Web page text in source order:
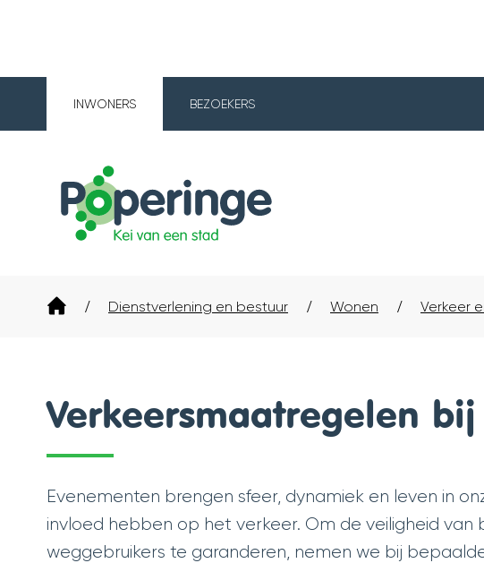
INWONERS BEZOEKERS
Poperinge
Startpagina
Dienstverlening en bestuur Wonen Verkeer
Verkeersmaatregelen
Evenementen brengen sfeer, dynamiek en leven in
invloed hebben op het verkeer. Om de veiligheid van
weggebruikers te garanderen, nemen we bij